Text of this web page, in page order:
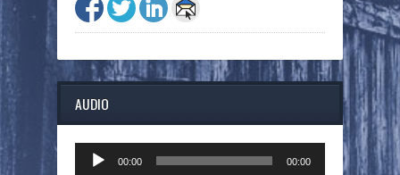
AUDIO
Player
00:00 00:00